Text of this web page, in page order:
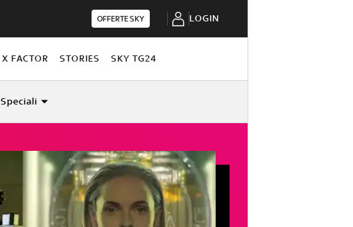
OFFERTE SKY LOGIN
X FACTOR STORIES SKY TG24
Speciali